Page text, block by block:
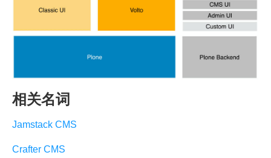
相关名词
Jamstack CMS
Crafter CMS